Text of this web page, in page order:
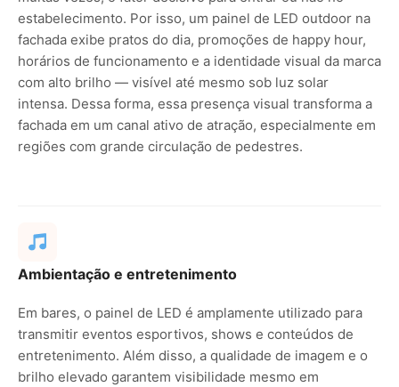
estabelecimento. Por isso, um painel de LED outdoor na
fachada exibe pratos do dia, promoções de happy hour,
horários de funcionamento e a identidade visual da marca
com alto brilho — visível até mesmo sob luz solar
intensa. Dessa forma, essa presença visual transforma a
fachada em um canal ativo de atração, especialmente em
regiões com grande circulação de pedestres.
Ambientação e entretenimento
Em bares, o painel de LED é amplamente utilizado para
transmitir eventos esportivos, shows e conteúdos de
entretenimento. Além disso, a qualidade de imagem e o
brilho elevado garantem visibilidade mesmo em